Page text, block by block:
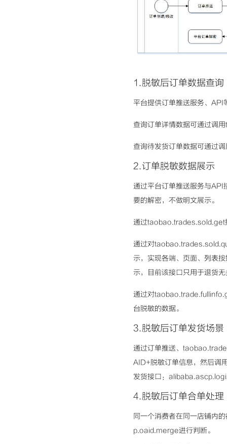
1.脱敏后订单数据查询
平台提供订单推送服务、API
查询订单详情数据可通过调
查询待发货订单数据可通过
2.订单脱敏数据展示
通过平台订单推送服务与API
要的解密，不做明文展示。
通过taobao.trades.sold.get
通过对
示，实现各端、页面、列表
示，目前该接口只用于退货
通过对
台脱敏的数据。
3.脱敏后订单发货场景
通过订单推送、
AID+脱敏订单信息，然后调
发货接口：
4.脱敏后订单合单处理
同一个消费者在同一店铺内
p.oaid.merge进行判断。